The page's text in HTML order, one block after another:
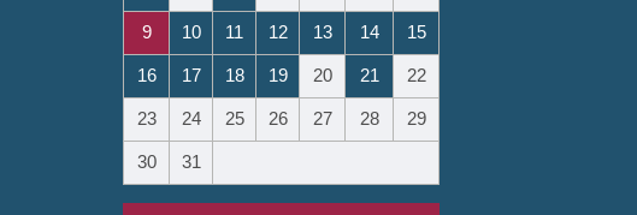
9 10 11 12 13 14 15
16 17 18 19 20 21 22
23 24 25 26 27 28 29
30 31